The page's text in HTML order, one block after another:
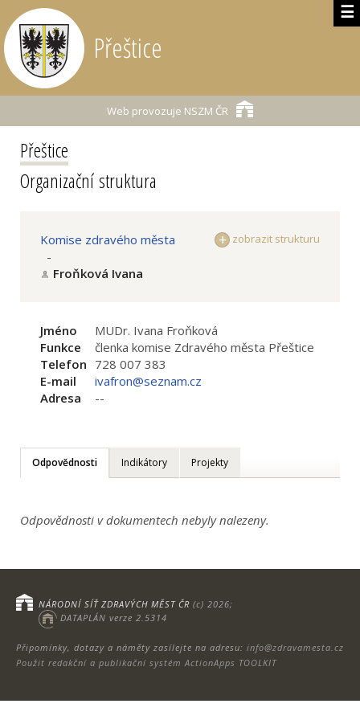
☰
Přeštice
Web provozuje NSZM ČR
Přeštice
Organizační struktura
zobrazit strukturu
Komise zdravého města
-
Froňková Ivana
Jméno
MUDr. Ivana Froňková
Funkce
členka komise Zdravého města Přeštice
Telefon 728 007 383
E-mail
ivafron@seznam.cz
Adresa
--
Odpovědnosti Indikátory Projekty
Odpovědnosti v dokumentech nebyly nalezeny.
Připomínky, dotazy a náměty zasílejte na adresu: info@zdravamesta.cz
Použit redakční a publikační systém ActionApps TOOLKIT
NÁRODNÍ SÍŤ ZDRAVÝCH MĚST ČR (c) 2026;
DATAPLÁN verze 2.5314